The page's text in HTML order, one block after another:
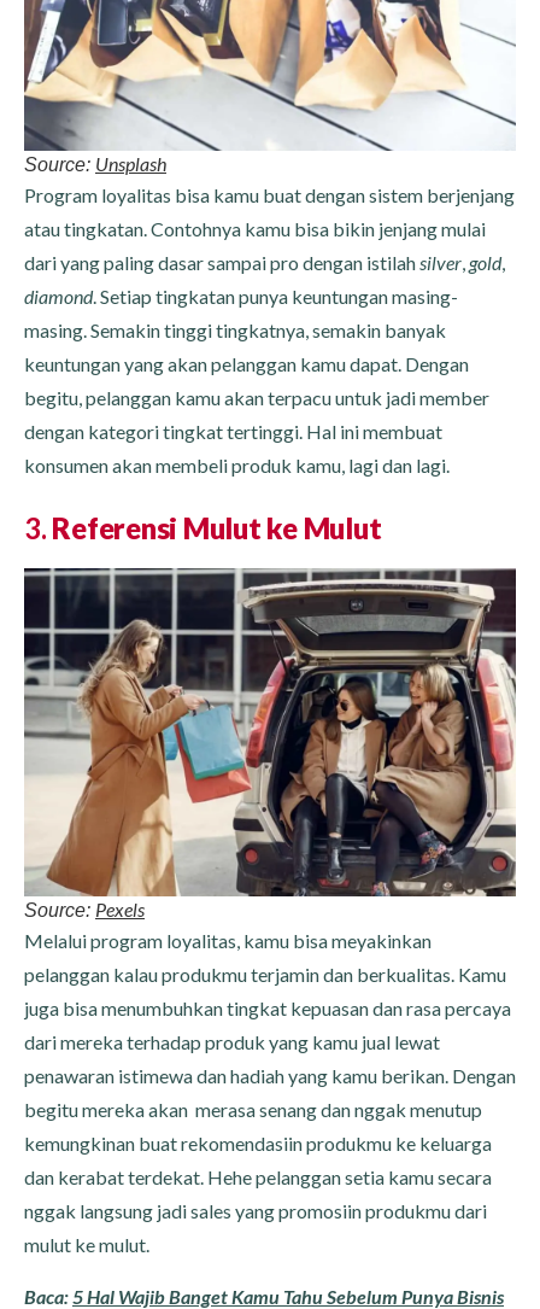
Source: Unsplash
Program loyalitas bisa kamu buat dengan sistem berjenjang
atau tingkatan. Contohnya kamu bisa bikin jenjang mulai
dari yang paling dasar sampai pro dengan istilahsilver, gold,
diamond. Setiap tingkatan punya keuntungan masing-
masing. Semakin tinggi tingkatnya, semakin banyak
keuntungan yang akan pelanggan kamu dapat. Dengan
begitu, pelanggan kamu akan terpacu untuk jadi member
dengan kategori tingkat tertinggi. Hal ini membuat
konsumen akan membeli produk kamu, lagi dan lagi.
3. Referensi Mulut ke Mulut
Source: Pexels
Melalui program loyalitas, kamu bisa meyakinkan
pelanggan kalau produkmu terjamin dan berkualitas. Kamu
juga bisa menumbuhkan tingkat kepuasan dan rasa percaya
dari mereka terhadap produk yang kamu jual lewat
penawaran istimewa dan hadiah yang kamu berikan. Dengan
begitu mereka akan merasa senang dan nggak menutup
kemungkinan buat rekomendasiin produkmu ke keluarga
dan kerabat terdekat. Hehe pelanggan setia kamu secara
nggak langsung jadi sales yang promosiin produkmu dari
mulut ke mulut.
Baca: 5 Hal Wajib Banget Kamu Tahu Sebelum Punya Bisnis